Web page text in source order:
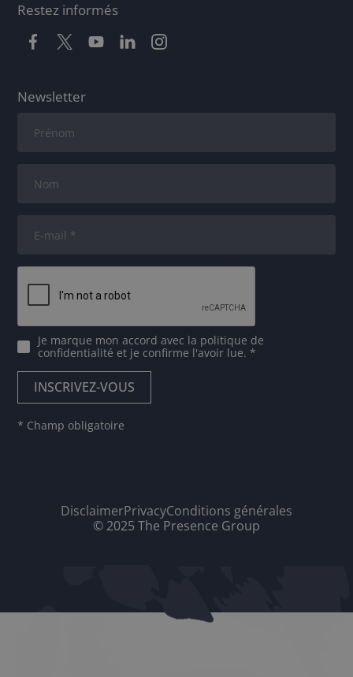
Restez informés
Newsletter
Je marque mon accord avec la politique de
confidentialité et je confirme l'avoir lue. *
* Champ obligatoire
DisclaimerPrivacyConditions générales
© 2025 The Presence Group